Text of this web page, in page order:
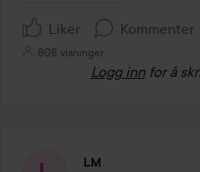
Liker Kommenter
808 visninger
Logg inn for å
LM